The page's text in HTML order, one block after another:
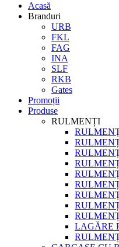
Acasă
Branduri
URB
FKL
FAG
INA
SLF
RKB
Gates
Promoții
Produse
RULMENȚI
LAGĂRE